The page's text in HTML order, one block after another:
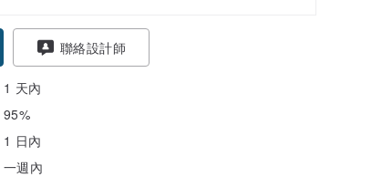
聯絡設計師
1 天內
95%
1 日內
一週內